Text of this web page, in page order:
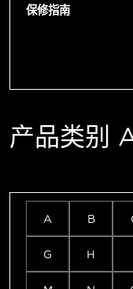
保修指南
产品类别
A B
G H